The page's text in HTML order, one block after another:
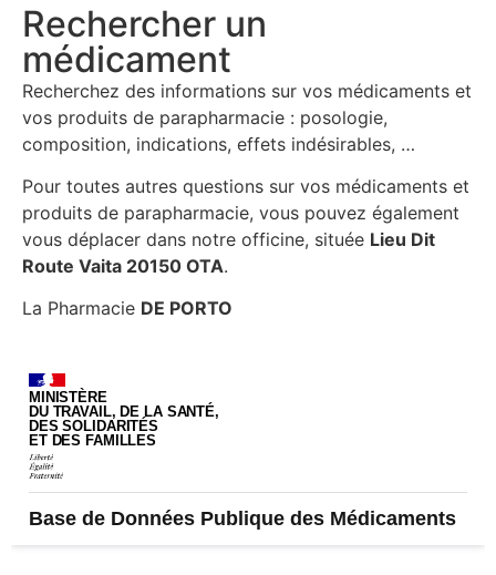
Rechercher un
médicament
Recherchez des informations sur vos médicaments et
vos produits de parapharmacie : posologie,
composition, indications, effets indésirables, …
Pour toutes autres questions sur vos médicaments et
produits de parapharmacie, vous pouvez également
vous déplacer dans notre officine, située Lieu Dit
Route Vaita 20150 OTA.
La Pharmacie DE PORTO